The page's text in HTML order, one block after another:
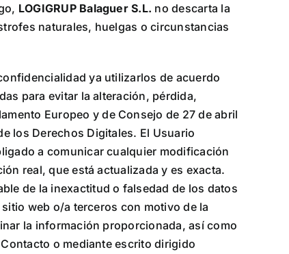
LOGIGRUP Balaguer S.L. no descarta la
naturales, huelgas o circunstancias
ya utilizarlos de acuerdo
para evitar la alteración, pérdida,
Europeo y de Consejo de 27 de abril
los Derechos Digitales. El Usuario
a comunicar cualquier modificación
real, que está actualizada y es exacta.
de la inexactitud o falsedad de los datos
web o/a terceros con motivo de la
la información proporcionada, así como
o mediante escrito dirigido